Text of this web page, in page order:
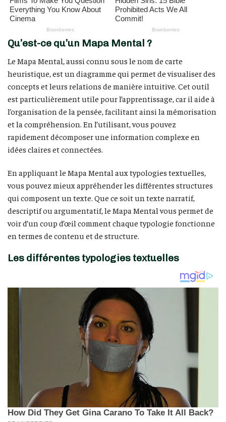
Qu’est-ce qu’un Mapa Mental ?
Le Mapa Mental, aussi connu sous le nom de carte
heuristique, est un diagramme qui permet de visualiser des
concepts et leurs relations de manière intuitive. Cet outil
est particulièrement utile pour l’apprentissage, car il aide à
l’organisation de la pensée, facilitant ainsi la mémorisation
et la compréhension. En l’utilisant, vous pouvez
rapidement décomposer une information complexe en
idées claires et connectées.
En appliquant le Mapa Mental aux typologies textuelles,
vous pouvez mieux appréhender les différentes structures
qui composent un texte. Que ce soit un texte narratif,
descriptif ou argumentatif, le Mapa Mental vous permet de
voir d’un coup d’œil comment chaque typologie fonctionne
en termes de contenu et de structure.
Les différentes typologies textuelles